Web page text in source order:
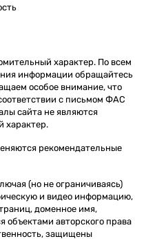
характер. По всем
информации обращайтесь
особое внимание, что
с письмом ФАС
сайта не являются
характер.
рекомендательные
(но не ограничиваясь)
и видео информацию,
доменное имя,
авторского права
защищены